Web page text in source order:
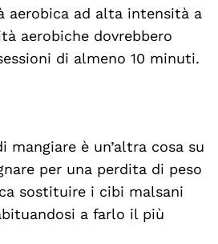
aerobica ad alta intensità a
aerobiche dovrebbero
di almeno 10 minuti.
mangiare è un’altra cosa su
per una perdita di peso
sostituire i cibi malsani
a farlo il più